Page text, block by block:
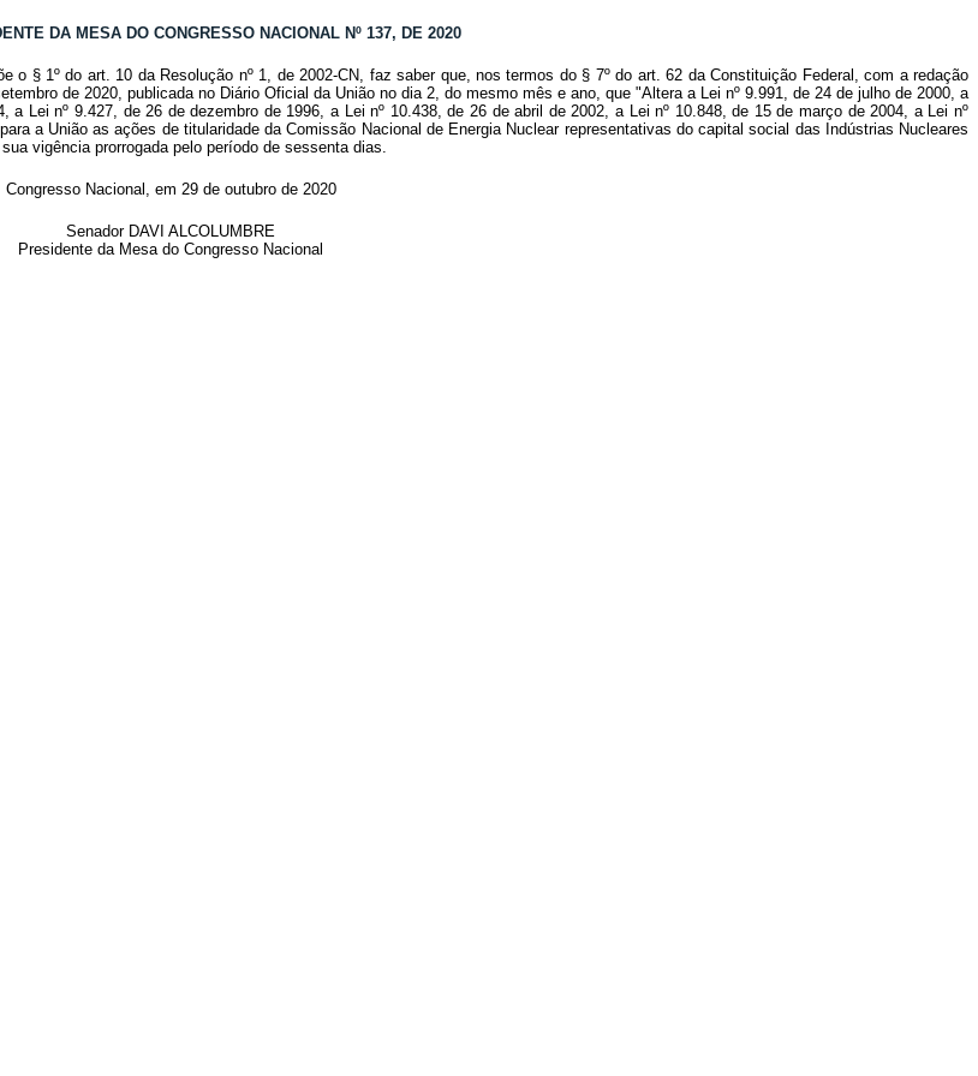
DA MESA DO CONGRESSO NACIONAL Nº 137, DE 2020
o § 1º do art. 10 da Resolução nº 1, de 2002-CN, faz saber que, nos termos do § 7º do art. 62 da Constituição Federal, com a redação
de 2020, publicada no Diário Oficial da União no dia 2, do mesmo mês e ano, que "Altera a Lei nº 9.991, de 24 de julho de 2000, a
Lei nº 9.427, de 26 de dezembro de 1996, a Lei nº 10.438, de 26 de abril de 2002, a Lei nº 10.848, de 15 de março de 2004, a Lei nº
a União as ações de titularidade da Comissão Nacional de Energia Nuclear representativas do capital social das Indústrias Nucleares
vigência prorrogada pelo período de sessenta dias.
Congresso Nacional, em 29 de outubro de 2020
Senador DAVI ALCOLUMBRE
Presidente da Mesa do Congresso Nacional